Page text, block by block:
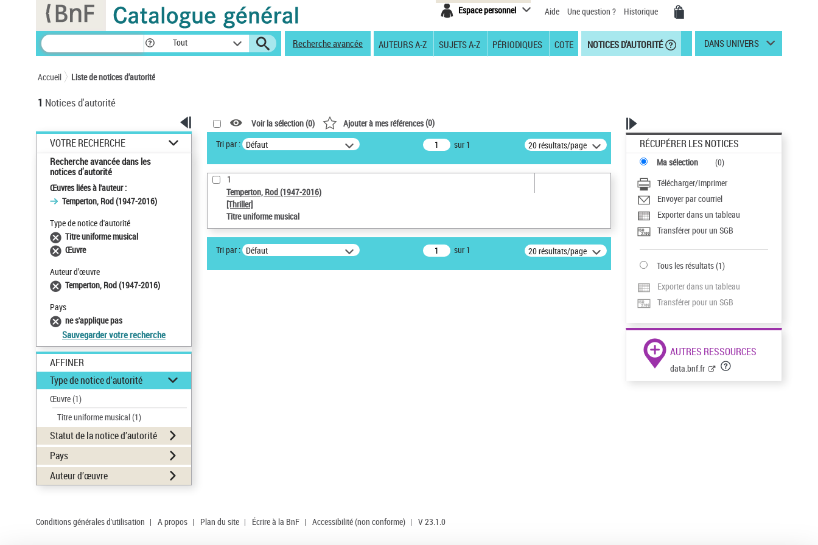
Espace personnel Aide Une question ? Historique
Tout Recherche avancée AUTEURS A-Z SUJETS A-Z PÉRIODIQUES COTE NOTICES D'AUTORITÉ DANS UNIVERS
Accueil Liste de notices d’autorité
1 Notices d'autorité
VOTRE RECHERCHE
Recherche avancée dans les
notices d’autorité
Œuvres liées à l'auteur :
Temperton, Rod (1947-2016)
Type de notice d'autorité
Titre uniforme musical
Œuvre
Auteur d’œuvre
Temperton, Rod (1947-2016)
Pays
ne s'applique pas
Sauvegarder votre recherche
AFFINER
Type de notice d'autorité
Œuvre(1)
Titre uniforme musical(1)
Statut de la notice d’autorité
Pays
Auteur d’œuvre
Voir la sélection (0) Ajouter à mes références(0)
Tri par : Défaut sur 1 20 résultats/page
1
Temperton, Rod (1947-2016)
[Thriller]
Titre uniforme musical
Tri par : Défaut sur 1 20 résultats/page
RÉCUPÉRER LES NOTICES
Ma sélection (0)
Télécharger/Imprimer
Envoyer par courriel
Exporter dans un tableau
Transférer pour un SGB
Tous les résultats(1)
Exporter dans un tableau
Transférer pour un SGB
AUTRES RESSOURCES
data.bnf.fr
Conditions générales d'utilisation | A propos | Plan du site | Écrire à la BnF | Accessibilité (non conforme) | V 23.1.0
Panneau de gestion des cookies